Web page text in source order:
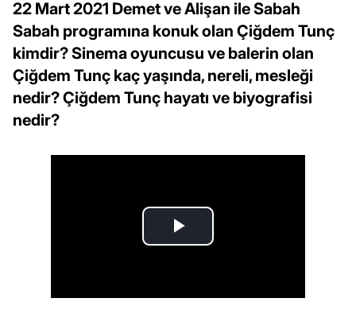
22 Mart 2021 Demet ve Alişan ile Sabah
Sabah programına konuk olan Çiğdem Tunç
kimdir? Sinema oyuncusu ve balerin olan
Çiğdem Tunç kaç yaşında, nereli, mesleği
nedir? Çiğdem Tunç hayatı ve biyografisi
nedir?